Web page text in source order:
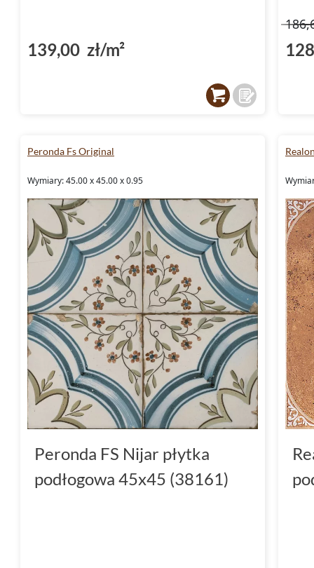
139,00 zł/m²
Peronda Fs Original
Wymiary: 45.00 x 45.00 x 0.95
Peronda FS Nijar płytka
podłogowa 45x45 (38161)